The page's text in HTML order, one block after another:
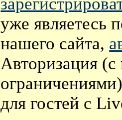
уже являетесь
нашего сайта,
Авторизация
для гостей с